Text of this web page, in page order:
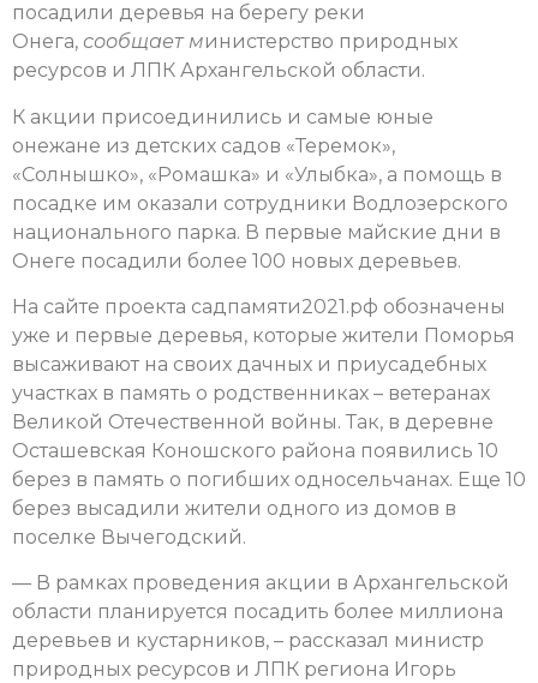
посадили деревья на берегу реки
Онега, сообщает министерство природных
ресурсов и ЛПК Архангельской области.
К акции присоединились и самые юные
онежане из детских садов «Теремок»,
«Солнышко», «Ромашка» и «Улыбка», а помощь в
посадке им оказали сотрудники Водлозерского
национального парка. В первые майские дни в
Онеге посадили более 100 новых деревьев.
На сайте проекта садпамяти2021.рф обозначены
уже и первые деревья, которые жители Поморья
высаживают на своих дачных и приусадебных
участках в память о родственниках – ветеранах
Великой Отечественной войны. Так, в деревне
Осташевская Коношского района появились 10
берез в память о погибших односельчанах. Еще 10
берез высадили жители одного из домов в
поселке Вычегодский.
— В рамках проведения акции в Архангельской
области планируется посадить более миллиона
деревьев и кустарников, – рассказал министр
природных ресурсов и ЛПК региона Игорь